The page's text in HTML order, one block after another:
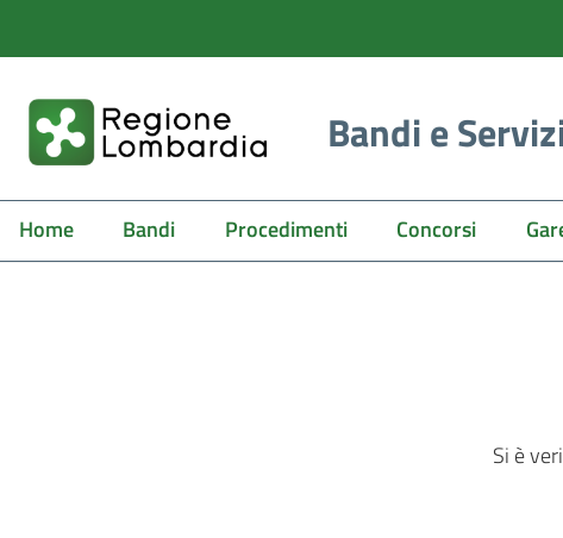
Bandi e
Home Bandi Procedimenti Concorsi
Si è